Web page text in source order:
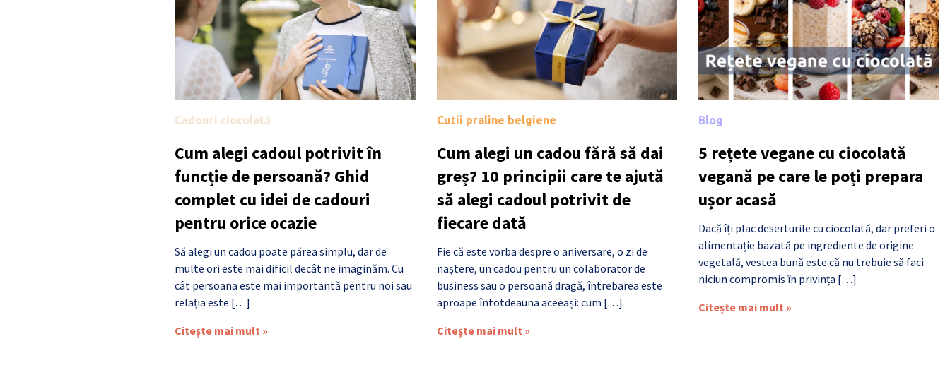
Cadouri ciocolată
Cum alegi cadoul potrivit în
funcție de persoană? Ghid
complet cu idei de cadouri
pentru orice ocazie
Să alegi un cadou poate părea simplu, dar de
multe ori este mai dificil decât ne imaginăm. Cu
cât persoana este mai importantă pentru noi sau
relația este […]
Citește mai mult »
Cutii praline belgiene
Cum alegi un cadou fără să dai
greș? 10 principii care te ajută
să alegi cadoul potrivit de
fiecare dată
Fie că este vorba despre o aniversare, o zi de
naștere, un cadou pentru un colaborator de
business sau o persoană dragă, întrebarea este
aproape întotdeauna aceeași: cum […]
Citește mai mult »
Blog
5 rețete vegane cu ciocolată
vegană pe care le poți prepara
ușor acasă
Dacă îți plac deserturile cu ciocolată, dar preferi o
alimentație bazată pe ingrediente de origine
vegetală, vestea bună este că nu trebuie să faci
niciun compromis în privința […]
Citește mai mult »